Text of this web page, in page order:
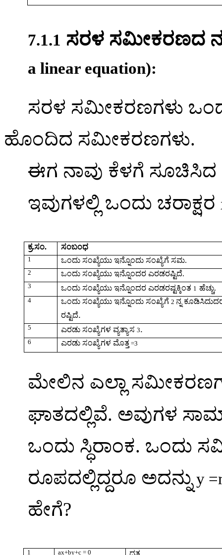
7.1.1 ಸರಳ ಸಮೀಕರಣದ
a linear equation):
ಸರಳ ಸಮೀಕರಣಗಳು
ಹೊಂದಿದ ಸಮೀಕರಣಗಳು.
ಈಗ ನಾವು ಕೆಳಗೆ ಸೂಚಿಸಿದ
ಇವುಗಳಲ್ಲಿ ಒಂದು ಚರಾಕ್ಷರ
ಕ್ರ.ಸಂ. ಸಂಬಂಧ
1 ಒಂದು ಸಂಖ್ಯೆಯು ಇನ್ನೊಂದು ಸಂಖ್ಯೆಗೆ ಸಮ.
2 ಒಂದು ಸಂಖ್ಯೆಯು ಇನ್ನೊಂದರ ಎರಡರಷ್ಟಿದೆ.
3 ಒಂದು ಸಂಖ್ಯೆಯು ಇನ್ನೊಂದರ ಎರಡರಷ್ಟಕ್ಕಿಂತ 1 ಹೆಚ್ಚು.
4 ಒಂದು ಸಂಖ್ಯೆಯು ಇನ್ನೊಂದು ಸಂಖ್ಯೆಗೆ 2ನ್ನ
ರಷ್ಟಿದೆ.
5 ಎರಡು ಸಂಖ್ಯೆಗಳ ವ್ಯತ್ಯಾಸ 3.
6 ಎರಡು ಸಂಖ್ಯೆಗಳ ಮೊತ್ತ =3
ಮೇಲಿನ ಎಲ್ಲಾ
ಘಾತದಲ್ಲಿವೆ. ಅವುಗಳ
ಒಂದು ಸ್ಧಿರಾಂಕ. ಒಂದು
ರೂಪದಲ್ಲಿದ್ದರೂ ಅದನ್ನು y
ಹೇಗೆ?
1 ax+by+c = 0 ದತ್ತ